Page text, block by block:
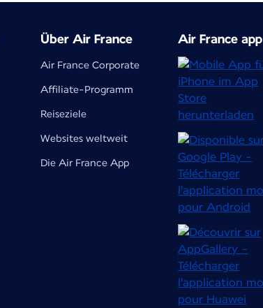
Über Air France
Air France Corporate
Affiliate-Programm
Reiseziele
Websites weltweit
Die Air France App
Air France app